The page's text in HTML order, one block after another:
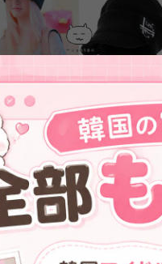
★tripleS チェウォン 着用！！
【KASHIKO】Zenu Knit Cap
¥7,700